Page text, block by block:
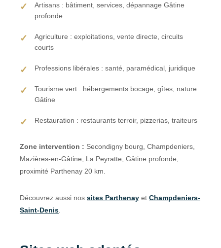
Artisans : bâtiment, services, dépannage Gâtine
profonde
Agriculture : exploitations, vente directe, circuits
courts
Professions libérales : santé, paramédical, juridique
Tourisme vert : hébergements bocage, gîtes, nature
Gâtine
Restauration : restaurants terroir, pizzerias, traiteurs
Zone intervention : Secondigny bourg, Champdeniers,
Mazières-en-Gâtine, La Peyratte, Gâtine profonde,
proximité Parthenay 20 km.
Découvrez aussi nos sites Parthenay et Champdeniers-
Saint-Denis